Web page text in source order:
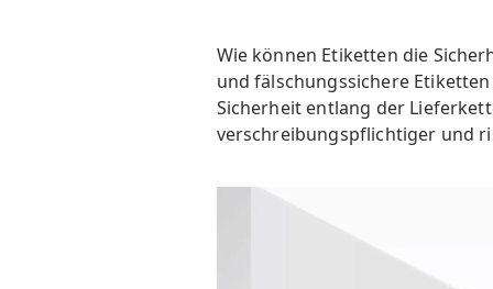
Wie können Etiketten die
und fälschungssichere
Sicherheit entlang der
verschreibungspflichtiger und